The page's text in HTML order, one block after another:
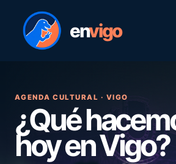
envigo
AGENDA CULTURAL · VIGO
¿Qué
hoy en Vigo?